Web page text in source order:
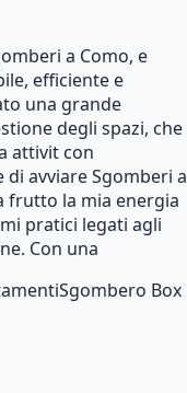
a Como, e
efficiente e
una grande
degli spazi, che
attivit con
di avviare Sgomberi a
frutto la mia energia
pratici legati agli
Con una
Sgombero Box